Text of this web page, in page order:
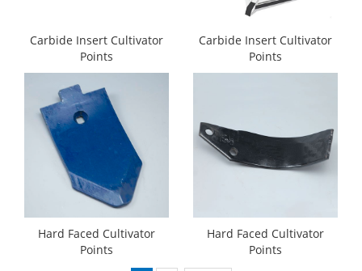
Carbide Insert Cultivator
Points
Carbide Insert Cultivator
Points
Hard Faced Cultivator
Points
Hard Faced Cultivator
Points